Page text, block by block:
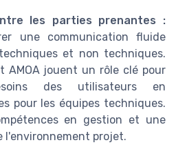
les parties prenantes :
une communication fluide
et non techniques.
AMOA jouent un rôle clé pour
des utilisateurs en
pour les équipes techniques.
en gestion et une
l'environnement projet.